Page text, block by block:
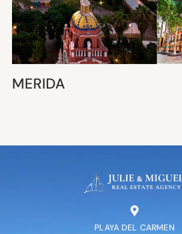
MERIDA
PLAYA DEL CARMEN